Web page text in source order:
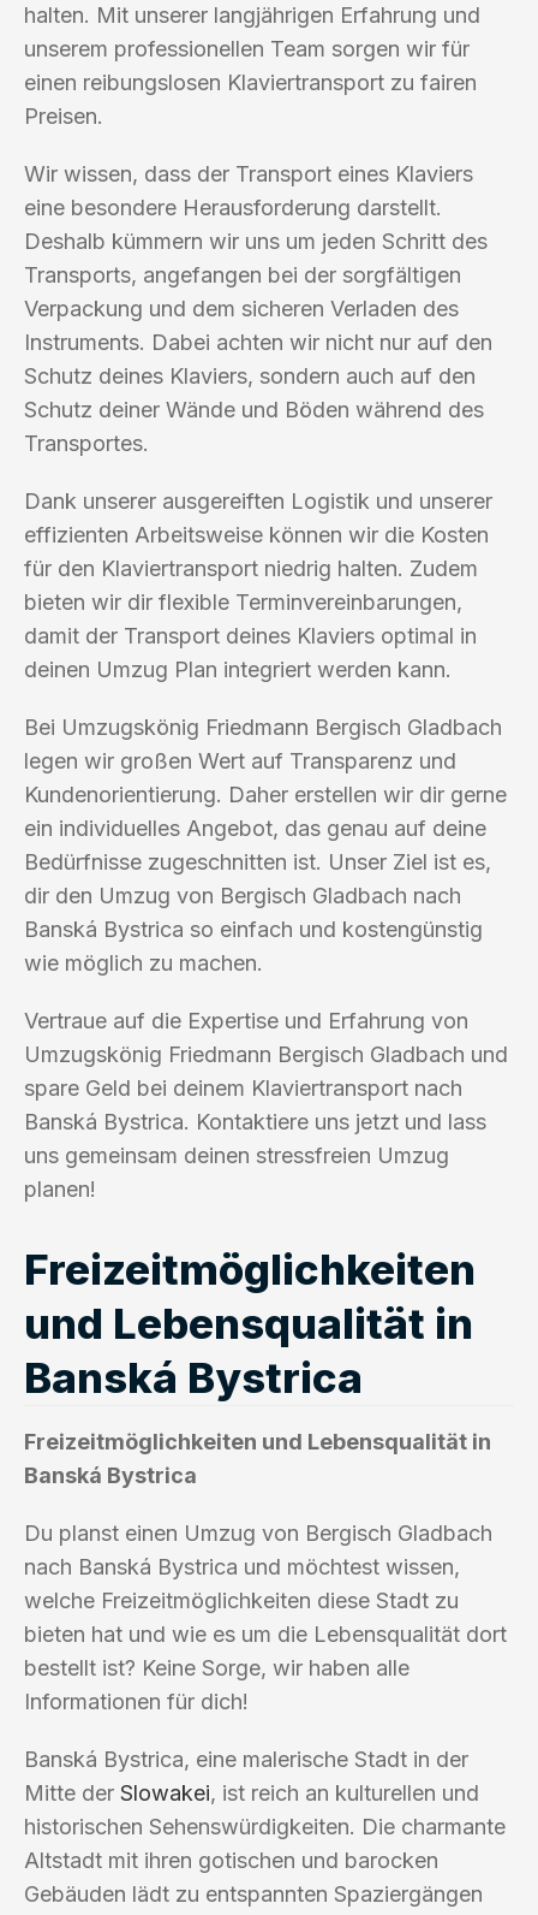
halten. Mit unserer langjährigen Erfahrung und
unserem professionellen Team sorgen wir für
einen reibungslosen Klaviertransport zu fairen
Preisen.
Wir wissen, dass der Transport eines Klaviers
eine besondere Herausforderung darstellt.
Deshalb kümmern wir uns um jeden Schritt des
Transports, angefangen bei der sorgfältigen
Verpackung und dem sicheren Verladen des
Instruments. Dabei achten wir nicht nur auf den
Schutz deines Klaviers, sondern auch auf den
Schutz deiner Wände und Böden während des
Transportes.
Dank unserer ausgereiften Logistik und unserer
effizienten Arbeitsweise können wir die Kosten
für den Klaviertransport niedrig halten. Zudem
bieten wir dir flexible Terminvereinbarungen,
damit der Transport deines Klaviers optimal in
deinen Umzug Plan integriert werden kann.
Bei Umzugskönig Friedmann Bergisch Gladbach
legen wir großen Wert auf Transparenz und
Kundenorientierung. Daher erstellen wir dir gerne
ein individuelles Angebot, das genau auf deine
Bedürfnisse zugeschnitten ist. Unser Ziel ist es,
dir den Umzug von Bergisch Gladbach nach
Banská Bystrica so einfach und kostengünstig
wie möglich zu machen.
Vertraue auf die Expertise und Erfahrung von
Umzugskönig Friedmann Bergisch Gladbach und
spare Geld bei deinem Klaviertransport nach
Banská Bystrica. Kontaktiere uns jetzt und lass
uns gemeinsam deinen stressfreien Umzug
planen!
Freizeitmöglichkeiten
und Lebensqualität in
Banská Bystrica
Freizeitmöglichkeiten und Lebensqualität in
Banská Bystrica
Du planst einen Umzug von Bergisch Gladbach
nach Banská Bystrica und möchtest wissen,
welche Freizeitmöglichkeiten diese Stadt zu
bieten hat und wie es um die Lebensqualität dort
bestellt ist? Keine Sorge, wir haben alle
Informationen für dich!
Banská Bystrica, eine malerische Stadt in der
Mitte der Slowakei, ist reich an kulturellen und
historischen Sehenswürdigkeiten. Die charmante
Altstadt mit ihren gotischen und barocken
Gebäuden lädt zu entspannten Spaziergängen